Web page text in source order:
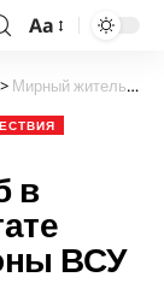
Aa
> Мирный житель погиб в Энергодаре в результате артобстрела со стороны ВСУ
в
ВСУ